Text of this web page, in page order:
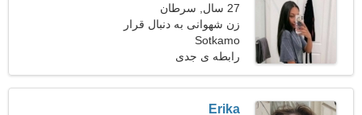
27 سال, سرطان
زن شهوانی به دنبال قرار
ملاقات
Sotkamo
رابطه ی جدی
Erika